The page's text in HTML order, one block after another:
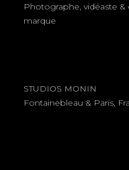
Photographe, vidéaste
marque
STUDIOS MONIN
Fontainebleau & Paris,